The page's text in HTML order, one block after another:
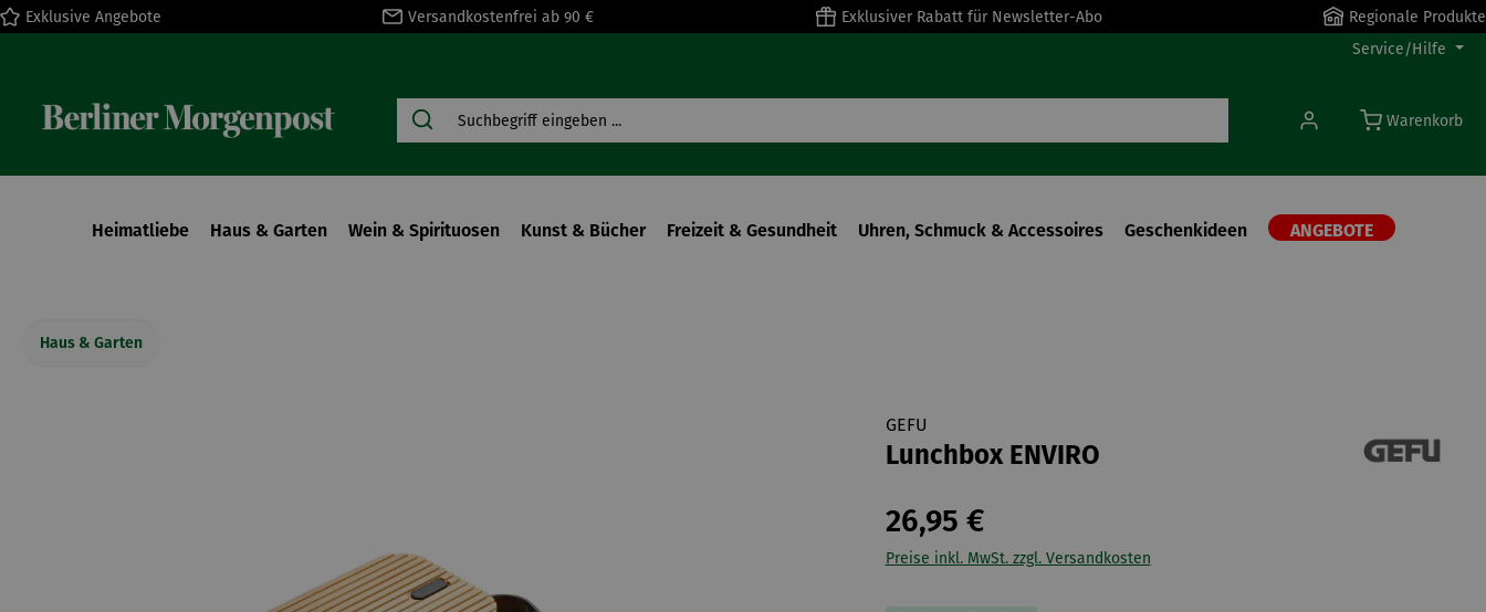
Zur Hauptnavigation springen
Exklusive Angebote Versandkostenfrei ab 90 € Exklusiver Rabatt für Newsletter-Abo
Regionale Produkte
Service/Hilfe
Warenkorb
Heimatliebe Haus & Garten Wein & Spirituosen Kunst & Bücher Freizeit & Gesundheit Uhren, Schmuck & Accessoires Geschenkideen ANGEBOTE
Haus & Garten
GEFU
Lunchbox ENVIRO
26,95 €
Preise inkl. MwSt. zzgl. Versandkosten